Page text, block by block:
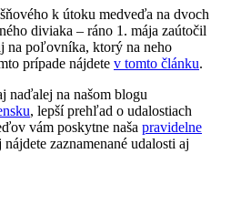
k útoku medveďa na dvoch
diviaka – ráno 1. mája zaútočil
na poľovníka, ktorý na neho
prípade nájdete v tomto článku.
naďalej na našom blogu
, lepší prehľad o udalostiach
vám poskytne naša pravidelne
nájdete zaznamenané udalosti aj